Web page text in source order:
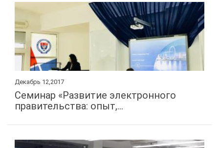
Декабрь 12,2017
Семинар «Развитие электронного
правительства: опыт,...